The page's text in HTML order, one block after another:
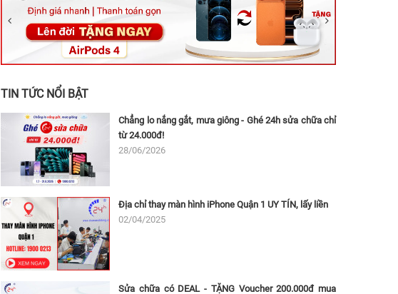
256 Võ Văn Ngân, Thủ Đức, Hồ Chí Minh (Bình Thọ, TP. Thủ Đức Cũ)
70 Nguyễn An Ninh, Dĩ An, Hồ Chí Minh (Bình Dương Cũ)
24h Vũng Tàu: 162A Ba Cu, Vũng Tàu, Hồ Chí Minh (TP. Vũng Tàu cũ)
TIN TỨC NỔI BẬT
Chẳng lo nắng gắt, mưa giông - Ghé 24h sửa chữa chỉ
từ 24.000đ!
28/06/2026
Địa chỉ thay màn hình iPhone Quận 1 UY TÍN, lấy liền
02/04/2025
Sửa chữa có DEAL - TẶNG Voucher 200.000đ mua